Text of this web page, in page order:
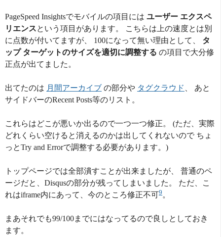
PageSpeed Insightsでモバイルの項目には ユーザー エクスペ
リエンスという項目があります。 こちらは上の速度とは別
に点数が付いてますが、 100になって無い理由として、 タ
ップ ターゲットのサイズを適切に調整する の項目で大分修
正点が出てました。
出てたのは 月間アーカイブ の部分や タグクラウド
、 あと
サイドバーのRecent Posts等のリスト。
これらはどこが悪いか出るので一つ一つ修正。 (ただ、実際
どれくらい空けると消えるのかは出してくれないので ちょ
っとTry and Errorで調整する必要があります。)
トップページでは全部潰すことが出来ましたが、 普通のペ
ージだと、Disqusの部分が残ってしまいました。 ただ、こ
れはiframe内にあって、今のところ修正不可9 。
まあそれでも99/100までにはなってるので良しとしておき
ます。